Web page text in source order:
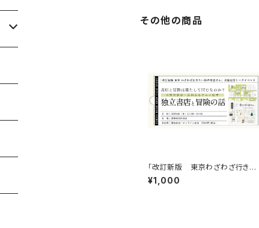
その他の商品
「改訂新版 東京わざわざ行きた
い街の本屋さん」出版記念トークイ
ベント録画視聴権
¥1,000